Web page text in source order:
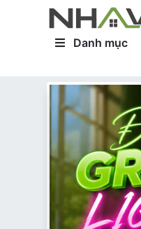
Danh mục